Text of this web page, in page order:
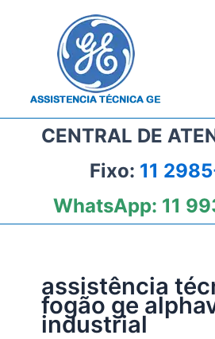
CENTRAL DE
Fixo: 11
WhatsApp: 11
assistência
fogão ge
industrial